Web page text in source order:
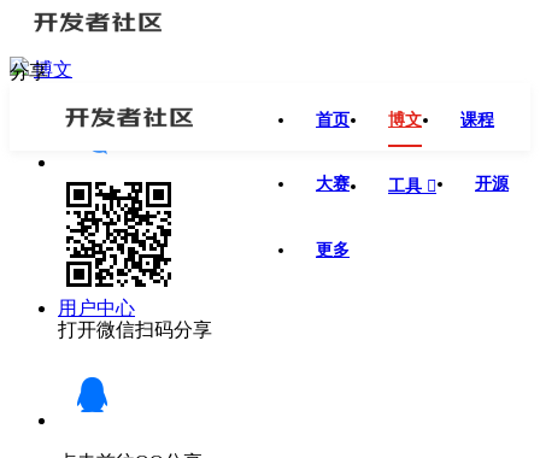
博文
首页 博文 课程
大赛 工具  开源
更多
用户中心
分享
打开微信扫码分享